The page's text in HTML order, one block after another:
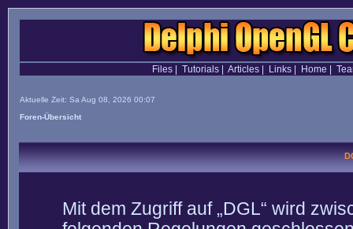
Files| Tutorials| Articles| Links| Home
Aktuelle Zeit: Sa Aug 08, 2026 00:07
Foren-Übersicht
Mit dem Zugriff auf „DGL“ wird